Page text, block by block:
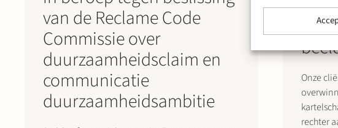
van de Reclame Code
Commissie over
duurzaamheidsclaim en
communicatie
duurzaamheidsambitie
Onze
rechter